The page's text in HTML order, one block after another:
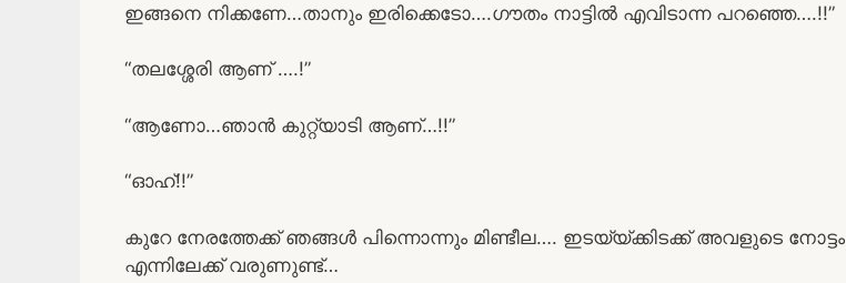
ഇങ്ങനെ നിക്കണേ…താനും ഇരിക്കെടോ….ഗൗതം നാട്ടിൽ എവിടാന്ന പറഞ്ഞെ….!!”
“തലശ്ശേരി ആണ് ….!”
“ആണോ…ഞാൻ കുറ്റ്യാടി ആണ്…!!”
“ഓഹ്!!”
കുറേ നേരത്തേക്ക് ഞങ്ങൾ പിന്നൊന്നും മിണ്ടീല…. ഇടയ്യ്ക്കിടക്ക് അവളുടെ നോട്ടം
എന്നിലേക്ക് വരുണുണ്ട്…